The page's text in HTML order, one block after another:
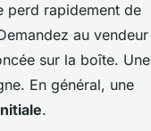
perd rapidement de
au vendeur
sur la boîte. Une
En général, une
.